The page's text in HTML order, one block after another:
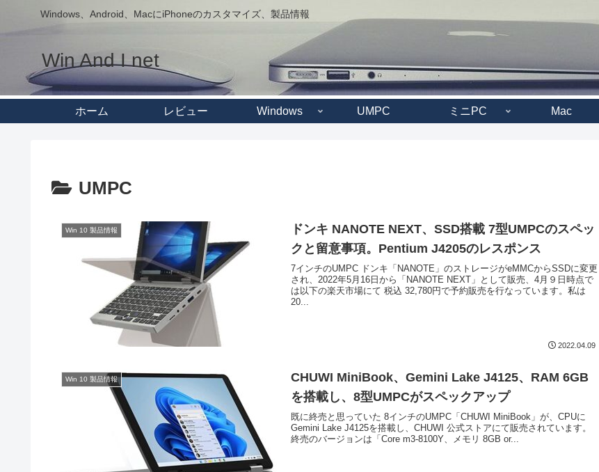
Windows、Android、MacにiPhoneのカスタマイズ、製品情報
Win And I net
ホーム レビュー Windows UMPC ミニPC Mac
UMPC
Win 10 製品情報
ドンキ NANOTE NEXT、SSD搭載 7型UMPCのスペッ
クと留意事項。Pentium J4205のレスポンス
7インチのUMPC ドンキ「NANOTE」のストレージがeMMCからSSDに変更
され、2022年5月16日から「NANOTE NEXT」として販売、4月９日時点で
は以下の楽天市場にて 税込 32,780円で予約販売を行なっています。私は
20...
2022.04.09
Win 10 製品情報
CHUWI MiniBook、Gemini Lake J4125、RAM 6GB
を搭載し、8型UMPCがスペックアップ
既に終売と思っていた 8インチのUMPC「CHUWI MiniBook」が、CPUに
Gemini Lake J4125を搭載し、CHUWI 公式ストアにて販売されています。
終売のバージョンは「Core m3-8100Y、メモリ 8GB or...